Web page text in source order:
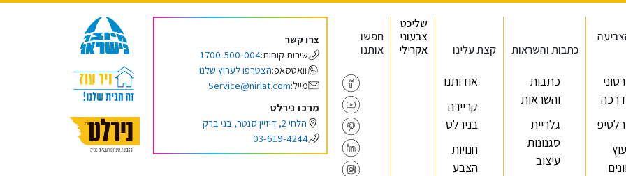
כתבות והשראות
כתבות
והשראות
גלריית
סגנונות
עיצוב
קצת עלינו
אודותנו
קריירה
בנירלט
חנויות
הצבע
שליכט
צבעוני
אקרילי
חפשו
אותנו
צרו קשר
שירות קוחות:1700-500-004
וואטסאפ:הצטרפו לערוץ שלנו
מייל:Service@nirlat.com
מרכז נירלט
הלחי 2, דיזיין סנטר, בני ברק
03-619-4244